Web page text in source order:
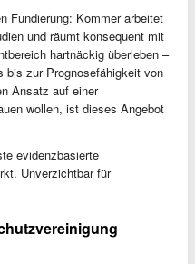
Fundierung: Kommer arbeitet
und räumt konsequent mit
hartnäckig überleben –
bis zur Prognosefähigkeit von
Ansatz auf einer
wollen, ist dieses Angebot
evidenzbasierte
Unverzichtbar für